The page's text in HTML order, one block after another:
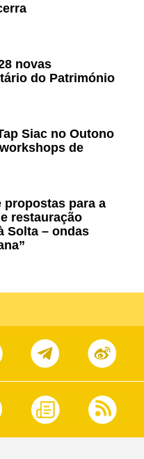
novas
do Património
Siac no Outono
de
propostas para a
restauração
Solta – ondas